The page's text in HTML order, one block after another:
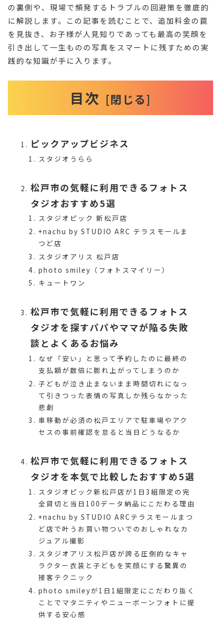
の裏側や、現場で頻発するトラブルの回避策を徹底的
に解説します。この記事を読むことで、追加料金の罠
を見抜き、お子様が人見知りであっても最高の笑顔を
引き出して一生ものの写真をスマートに残すための実
践的な知識が手に入ります。
目次
ピックアップビジネス
スタジオうらら
松戸市の気軽に利用できるフォトス
タジオおすすめ5選
スタジオピック 新松戸店
+nachu by STUDIO ARC テラスモールま
つど店
スタジオアリス 松戸店
photo smiley（フォトスマイリー）
キュートワン
松戸市で気軽に利用できるフォトス
タジオを探すパパやママが陥る失敗
談とよくあるお悩み
なぜ「安い」と思って予約したのに最終の
支払額が数倍に膨れ上がってしまうのか
子どもが泣き止まないまま時間切れになっ
て引きつった表情の写真しか残らなかった
悲劇
車移動が必須の松戸エリアで駐車場やアク
セスの事前確認を怠ると当日どうなるか
松戸市で気軽に利用できるフォトス
タジオを本気で比較したおすすめ5選
スタジオピック新松戸店が1日3組限定の完
全貸切と当日100データ納品にこだわる理由
+nachu by STUDIO ARCテラスモールまつ
ど店で叶うお買い物ついでのおしゃれなカ
ジュアル撮影
スタジオアリス松戸店が誇る圧倒的なキャ
ラクター衣装と子どもを笑顔にする驚異の
接客テクニック
photo smileyが1日1組限定にこだわり抜く
ことでマタニティやニューボーンフォトに提
供する安心感